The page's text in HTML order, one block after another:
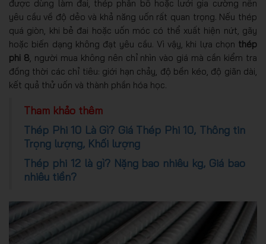
được dùng làm đai, thép phân bố hoặc lưới gia cường nên
yêu cầu về độ dẻo và khả năng uốn rất quan trọng. Nếu thép
quá giòn, khi bẻ đai hoặc uốn móc có thể xuất hiện nứt, gãy
hoặc biến dạng không đạt yêu cầu. Vì vậy, khi lựa chọn thép
phi 8, người mua không nên chỉ nhìn vào giá mà cần kiểm tra
đồng thời các chỉ tiêu: giới hạn chảy, độ bền kéo, độ giãn dài,
kết quả thử uốn và thành phần hóa học.
Tham khảo thêm
Thép Phi 10 Là Gì? Giá Thép Phi 10, Thông tin
Trọng lượng, Khối lượng
Thép phi 12 là gì? Nặng bao nhiêu kg, Giá bao
nhiêu tiền?